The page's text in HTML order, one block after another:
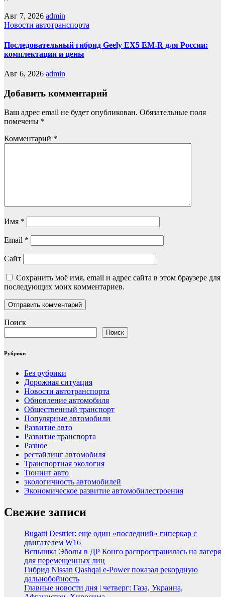
Авг 7, 2026 admin
Новости автотранспорта
Последовательный гибрид Geely EX5 EM-R для России:
комплектации и цены
Авг 6, 2026 admin
Добавить комментарий
Ваш адрес email не будет опубликован. Обязательные поля
помечены *
Комментарий *
Имя *
Email *
Сайт
Сохранить моё имя, email и адрес сайта в этом браузере для
последующих моих комментариев.
Поиск
Поиск
Рубрики
Без рубрики
Дорожная ситуация
Новости автотранспорта
Обновление автомобиля
Общественный транспорт
Популярные автомобили
Развитие авто
Развитие транспорта
Разное
рестайлинг автомобиля
Транспортная экология
Тюнинг авто
экологичность автомобилей
Экономическое развитие автомобилестроения
Свежие записи
Bugatti Destrier: еще один «последний» гиперкар с
двигателем W16
Вспышка Эболы в ДР Конго распространилась на лагеря
для перемещенных лиц
Гибрид Nissan Qashqai e-Power показал рекордную
дальнобойность
Главные новости дня | четверг: Газа, Украина,